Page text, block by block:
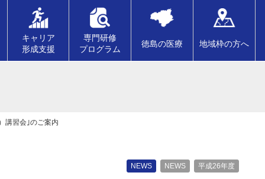
キャリア
形成支援
専門研修
プログラム
徳島の医療 地域枠の方へ
講習会｣のご案内
平成26年度
NEWS
NEWS